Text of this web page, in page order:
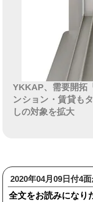
YKKAP、需要開拓
ンション・賃貸も
しの対象を拡大
2020年04月09日付4
全文をお読みになり